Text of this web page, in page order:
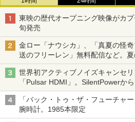
東映の歴代オープニング映像がカ
旬発売
金ロー「ナウシカ」、「真夏の怪
送のフリーレン」無料配信など。
世界初アクティブノイズキャンセ
「Pulsar HDMI」。SilentPowerから
「バック・トゥ・ザ・フューチャ
腕時計。1985本限定